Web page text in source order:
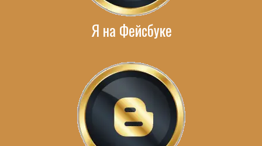
Я на Фейсбуке